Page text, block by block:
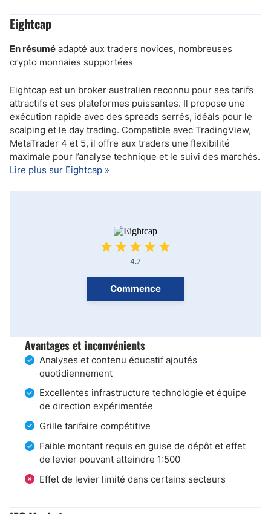
Eightcap
En résumé adapté aux traders novices, nombreuses
crypto monnaies supportées
Eightcap est un broker australien reconnu pour ses tarifs
attractifs et ses plateformes puissantes. Il propose une
exécution rapide avec des spreads serrés, idéals pour le
scalping et le day trading. Compatible avec TradingView,
MetaTrader 4 et 5, il offre aux traders une flexibilité
maximale pour l’analyse technique et le suivi des marchés.
Lire plus sur Eightcap »
4.7
Commence
Avantages et inconvénients
Analyses et contenu éducatif ajoutés
quotidiennement
Excellentes infrastructure technologie et équipe
de direction expérimentée
Grille tarifaire compétitive
Faible montant requis en guise de dépôt et effet
de levier pouvant atteindre 1:500
Effet de levier limité dans certains secteurs